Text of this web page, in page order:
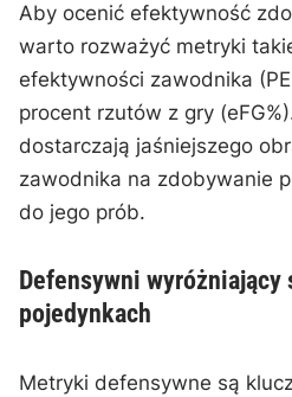
Aby ocenić efektywność
warto rozważyć metryki
efektywności zawodnika
procent rzutów z gry
dostarczają jaśniejszego
zawodnika na zdobywanie
do jego prób.
Defensywni
pojedynkach
Metryki defensywne są